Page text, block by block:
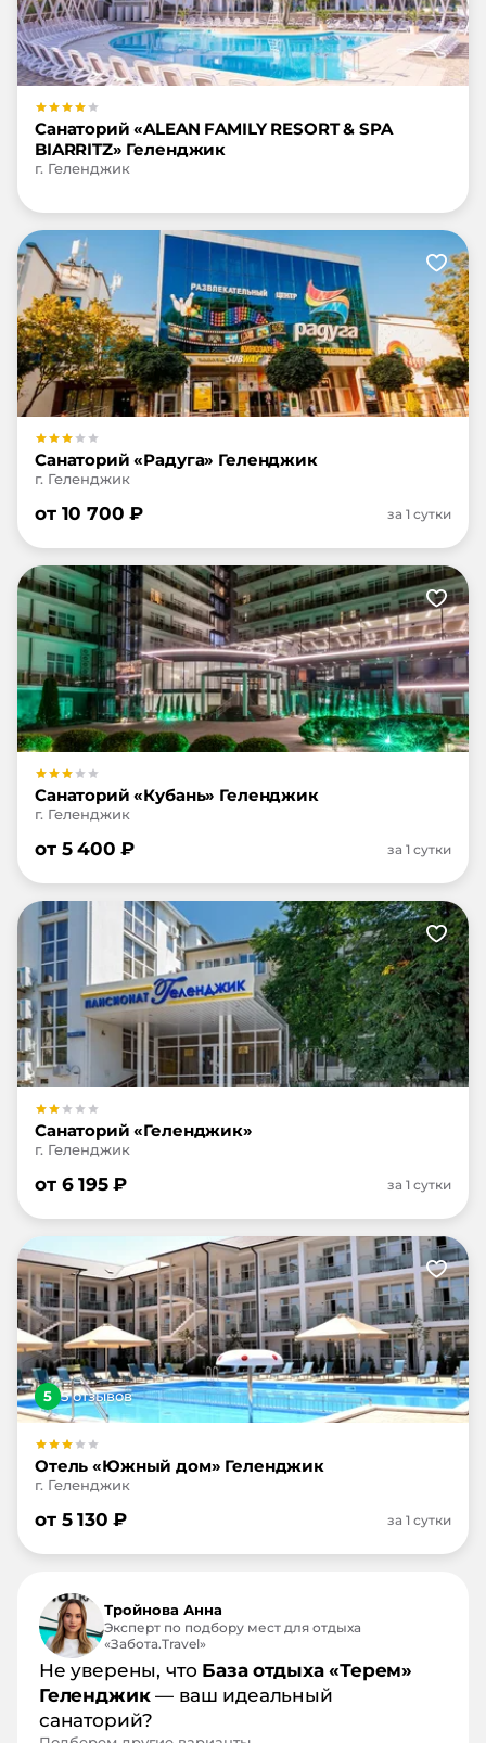
Санаторий «ALEAN FAMILY RESORT & SPA
BIARRITZ» Геленджик
г. Геленджик
Санаторий «Радуга» Геленджик
г. Геленджик
от 10 700 ₽ за 1 сутки
Санаторий «Кубань» Геленджик
г. Геленджик
от 5 400 ₽ за 1 сутки
Санаторий «Геленджик»
г. Геленджик
от 6 195₽ за 1 сутки
5 5отзывов
Отель «Южный дом» Геленджик
г. Геленджик
от 5 130 ₽ за 1 сутки
Тройнова Анна
Эксперт по подбору мест для отдыха
«Забота.Travel»
Не уверены, что База отдыха «Терем»
Геленджик— ваш идеальный
санаторий?